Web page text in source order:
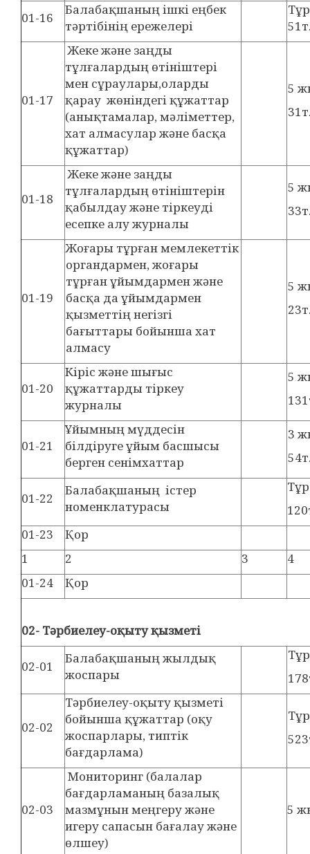
01-16
Балабақшаның ішкі еңбек
тәртібінің ережелері
01-17
Жеке және заңды
тұлғалардың өтініштері
мен сұраулары,оларды
қарау жөніндегі құжаттар
(анықтамалар, мәліметтер,
хат алмасулар және басқа
құжаттар)
5
01-18
Жеке және заңды
тұлғалардың өтініштерін
қабылдау және тіркеуді
есепке алу журналы
5
01-19
Жоғары тұрған мемлекеттік
органдармен, жоғары
тұрған ұйымдармен және
басқа да ұйымдармен
қызметтің негізгі
бағыттары бойынша хат
алмасу
5
01-20
Кіріс және шығыс
құжаттарды тіркеу
журналы
5
01-21
Ұйымның мүддесін
білдіруге ұйым басшысы
берген сенімхаттар
3
01-22
Балабақшаның істер
номенклатурасы
01-23
Қор
1
2 3
4
01-24
Қор
02- Тәрбиелеу-оқыту қызметі
02-01
Балабақшаның жылдық
жоспары
02-02
Тәрбиелеу-оқыту қызметі
бойынша құжаттар (оқу
жоспарлары, типтік
бағдарлама)
02-03
Мониторинг (балалар
бағдарламаның базалық
мазмұнын меңгеру және
игеру сапасын бағалау және
өлшеу)
5